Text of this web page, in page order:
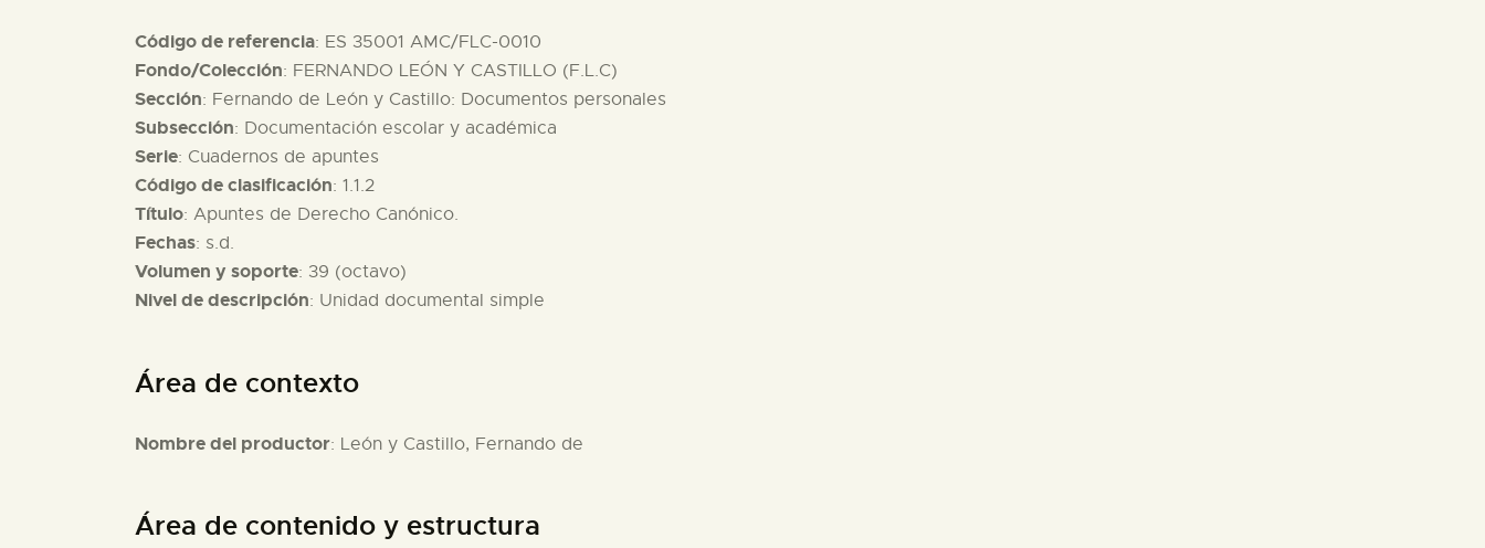
Código de referencia: ES 35001 AMC/FLC-0010
Fondo/Colección: FERNANDO LEÓN Y CASTILLO (F.L.C)
Sección: Fernando de León y Castillo: Documentos personales
Subsección: Documentación escolar y académica
Serie: Cuadernos de apuntes
Código de clasificación: 1.1.2
Título: Apuntes de Derecho Canónico.
Fechas: s.d.
Volumen y soporte: 39 (octavo)
Nivel de descripción: Unidad documental simple
Área de contexto
Nombre del productor: León y Castillo, Fernando de
Área de contenido y estructura